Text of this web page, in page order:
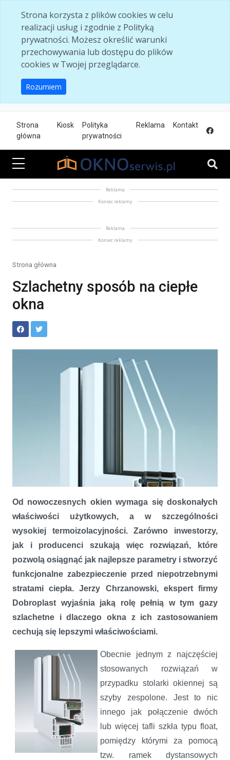
Strona korzysta z plików cookies w celu
realizacji usług i zgodnie z Polityką
prywatności. Możesz określić warunki
przechowywania lub dostępu do plików
cookies w Twojej przeglądarce.
Rozumiem
Strona
główna
Kiosk
Polityka
prywatności
Reklama Kontakt
Reklama
Koniec reklamy
Reklama
Koniec reklamy
Strona główna
Szlachetny sposób na ciepłe
okna
Od nowoczesnych okien wymaga się doskonałych
właściwości użytkowych, a w szczególności
wysokiej termoizolacyjności. Zarówno inwestorzy,
jak i producenci szukają więc rozwiązań, które
pozwolą osiągnąć jak najlepsze parametry i stworzyć
funkcjonalne zabezpieczenie przed niepotrzebnymi
stratami ciepła. Jerzy Chrzanowski, ekspert firmy
Dobroplast wyjaśnia jaką rolę pełnią w tym gazy
szlachetne i dlaczego okna z ich zastosowaniem
cechują się lepszymi właściwościami.
Obecnie jednym z najczęściej
stosowanych rozwiązań w
przypadku stolarki okiennej są
szyby zespolone. Jest to nic
innego jak połączenie dwóch
lub więcej tafli szkła typu float,
pomiędzy którymi za pomocą
tzw. ramek dystansowych